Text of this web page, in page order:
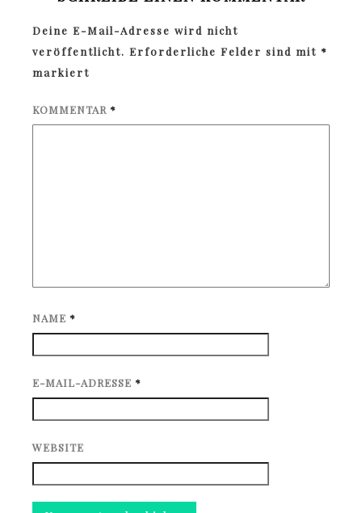
Deine E-Mail-Adresse wird nicht
veröffentlicht. Erforderliche Felder sind mit *
markiert
KOMMENTAR *
NAME *
E-MAIL-ADRESSE *
WEBSITE